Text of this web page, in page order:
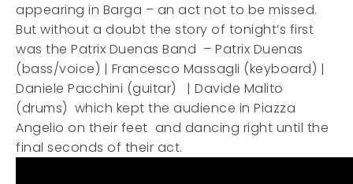
appearing in Barga – an act not to be missed.
But without a doubt the story of tonight’s first
was the Patrix Duenas Band – Patrix Duenas
(bass/voice) | Francesco Massagli (keyboard) |
Daniele Pacchini (guitar) | Davide Malito
(drums) which kept the audience in Piazza
Angelio on their feet and dancing right until the
final seconds of their act.